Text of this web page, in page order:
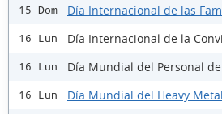
15 Dom Día Internacional de las
16 Lun Día Internacional de la
16 Lun Día Mundial del Personal
16 Lun Día Mundial del Heavy Metal